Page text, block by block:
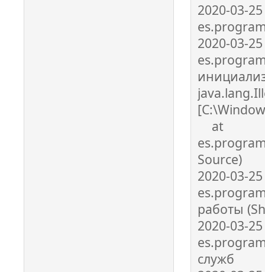
2020-03-
2020-03-
at
Source)
2020-03-
работы
2020-03-
служб